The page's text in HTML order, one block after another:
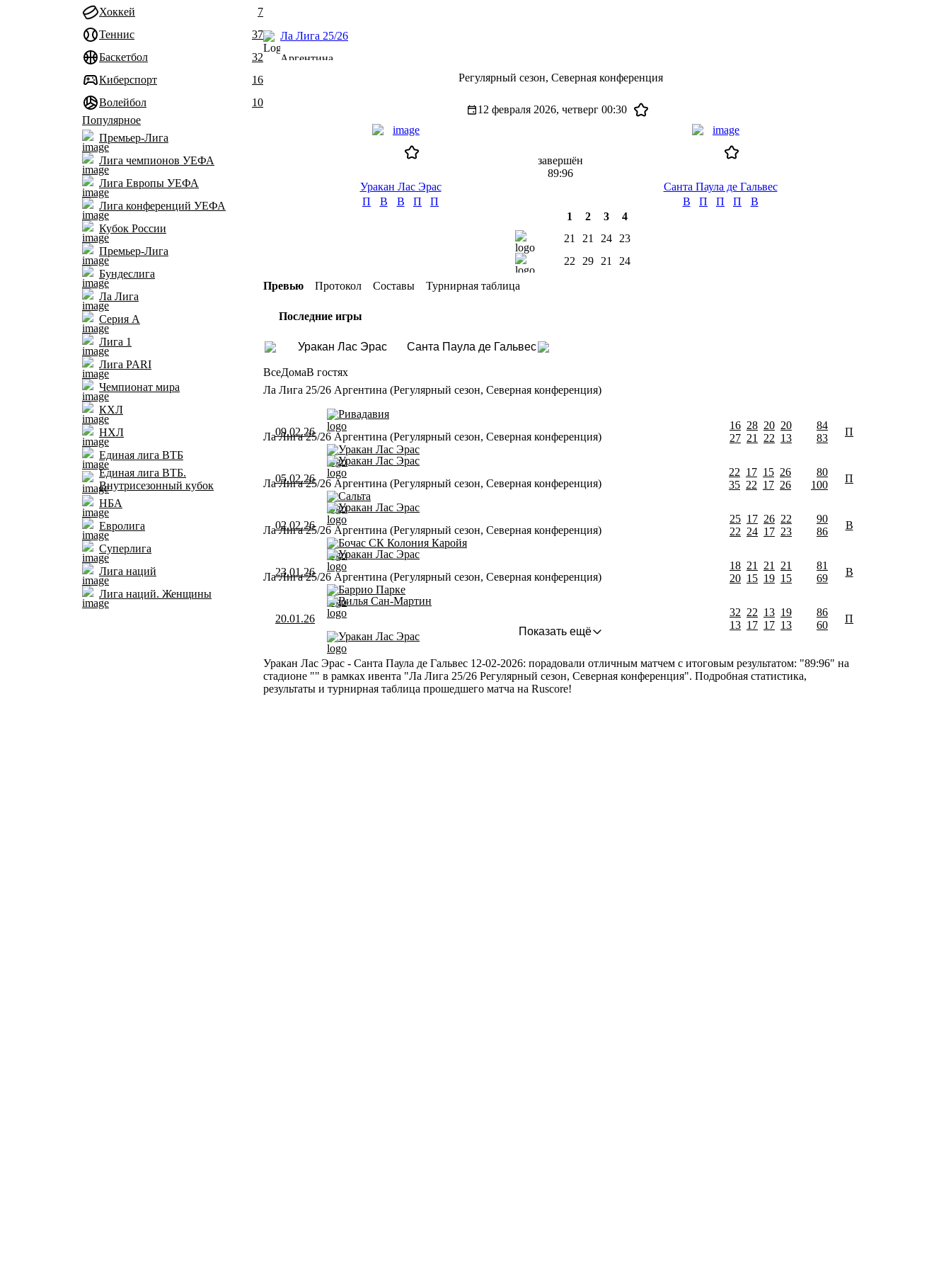
Хоккей
7
Теннис
37
Баскетбол
32
Киберспорт
16
Волейбол
10
Популярное
Премьер-Лига
Лига чемпионов УЕФА
Лига Европы УЕФА
Лига конференций УЕФА
Кубок России
Премьер-Лига
Бундеслига
Ла Лига
Серия А
Лига 1
Лига PARI
Чемпионат мира
КХЛ
НХЛ
Единая лига ВТБ
Единая лига ВТБ.
Внутрисезонный кубок
НБА
Евролига
Суперлига
Лига наций
Лига наций. Женщины
Ла Лига 25/26
Аргентина
Регулярный сезон, Северная конференция
12 февраля 2026, четверг 00:30
Уракан Лас Эрас
П
В В П П
завершён
89:96
Санта Паула де Гальвес
В
П П П
В
1
21
22
2
21
29
3
24
21
4
23
24
Превью Протокол Составы Турнирная таблица
Последние игры
Уракан Лас Эрас Санта Паула де Гальвес
ВсеДомаВ гостях
Ла Лига 25/26 Аргентина (Регулярный сезон, Северная конференция)
09.02.26
Ривадавия
Уракан Лас Эрас
16
27
28
21
20
22
20
13
84
83
П
Ла Лига 25/26 Аргентина (Регулярный сезон, Северная конференция)
05.02.26
Уракан Лас Эрас
Сальта
22
35
17
22
15
17
26
26
80
100
П
Ла Лига 25/26 Аргентина (Регулярный сезон, Северная конференция)
02.02.26
Уракан Лас Эрас
Бочас СК Колония Каройя
25
22
17
24
26
17
22
23
90
86
В
Ла Лига 25/26 Аргентина (Регулярный сезон, Северная конференция)
23.01.26
Уракан Лас Эрас
Баррио Парке
18
20
21
15
21
19
21
15
81
69
В
Ла Лига 25/26 Аргентина (Регулярный сезон, Северная конференция)
20.01.26
Вилья Сан-Мартин
Уракан Лас Эрас
32
13
22
17
13
17
19
13
86
60
П
Показать ещё
Уракан Лас Эрас - Санта Паула де Гальвес 12-02-2026: порадовали отличным матчем с итоговым результатом: "89:96" на
стадионе "" в рамках ивента "Ла Лига 25/26 Регулярный сезон, Северная конференция". Подробная статистика,
результаты и турнирная таблица прошедшего матча на Ruscore!